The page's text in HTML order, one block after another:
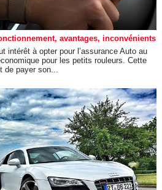
avantages, inconvénients
intérêt à opter pour l’assurance Auto au
pour les petits rouleurs. Cette
payer son...